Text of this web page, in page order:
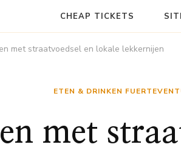
CHEAP TICKETS
met straatvoedsel en lokale lekkernijen
ETEN & DRINKEN
met